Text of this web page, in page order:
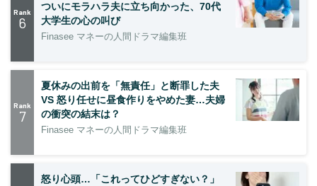
Rank
6
ついにモラハラ夫に立ち向かった、70代
大学生の心の叫び
Finasee マネーの人間ドラマ編集班
Rank
7
夏休みの出前を「無責任」と断罪した夫
VS 怒り任せに昼食作りをやめた妻…夫婦
の衝突の結末は？
Finasee マネーの人間ドラマ編集班
怒り心頭…「これってひどすぎない？」